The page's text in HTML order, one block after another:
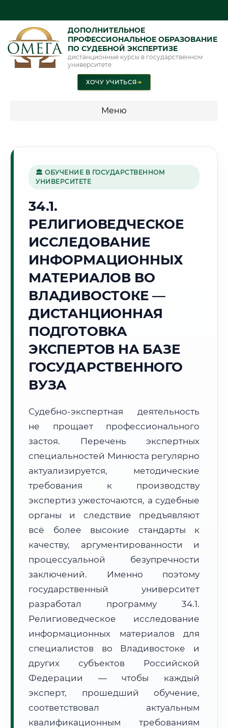
ДОПОЛНИТЕЛЬНОЕ
ПРОФЕССИОНАЛЬНОЕ ОБРАЗОВАНИЕ
ПО СУДЕБНОЙ ЭКСПЕРТИЗЕ
дистанционные курсы в государственном
университете
ХОЧУ УЧИТЬСЯ➜
Меню
специальности"
Стоимость по программам обучения "Судебная экспертиза"
Стоимость по программам обучения "Экспертиза"
⚓
Г. ВЛАДИВОСТОК
Точное местное время:
09:40:15
Пятница, 7 Августа
🌅 Восход:
Световой день:--
📍 Региональная справка
Тел. код:
+7 (423)
Почтовые индексы:
690000–690999
🗺️ Зона обслуживания: г. Владивосток
Расчет логистики оригиналов:
• Маршрут транзита: ~3 714 км
• Экспресс-доставка СДЭК / Почтой:
📜 Документы и аккредитация
🏛 ОБУЧЕНИЕ В ГОСУДАРСТВЕННОМ
УНИВЕРСИТЕТЕ
34.1.
РЕЛИГИОВЕДЧЕСКОЕ
ИССЛЕДОВАНИЕ
ИНФОРМАЦИОННЫХ
МАТЕРИАЛОВ ВО
ВЛАДИВОСТОКЕ —
ДИСТАНЦИОННАЯ
ПОДГОТОВКА
ЭКСПЕРТОВ НА БАЗЕ
ГОСУДАРСТВЕННОГО
ВУЗА
Судебно-экспертная деятельность
не прощает профессионального
застоя. Перечень экспертных
специальностей Минюста регулярно
актуализируется, методические
требования к производству
экспертиз ужесточаются, а судебные
органы и следствие предъявляют
всё более высокие стандарты к
качеству, аргументированности и
процессуальной безупречности
заключений. Именно поэтому
государственный университет
разработал программу 34.1.
Религиоведческое исследование
информационных материалов для
специалистов во Владивостоке и
других субъектов Российской
Федерации — чтобы каждый
эксперт, прошедший обучение,
соответствовал актуальным
квалификационным требованиям